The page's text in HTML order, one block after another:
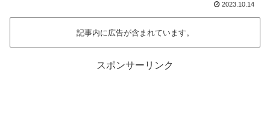
2023.10.14
記事内に広告が含まれています。
スポンサーリンク